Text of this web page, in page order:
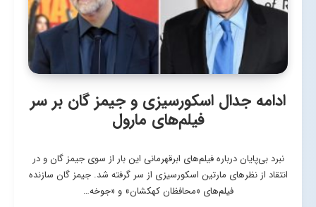
ادامه جدال اسکورسیزی و جیمز گان بر سر
فیلم‌های مارول
نبرد بی‌پایان درباره فیلم‌های ابرقهرمانی این بار از سوی جیمز گان و در
انتقاد از نظرهای مارتین اسکورسیزی از سر گرفته شد. جیمز گان سازنده
فیلم‌های «محافظان کهکشان» و «جوخه…